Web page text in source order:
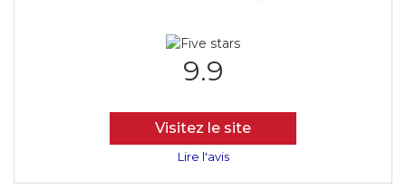
9.9
Visitez le site
Lire l'avis